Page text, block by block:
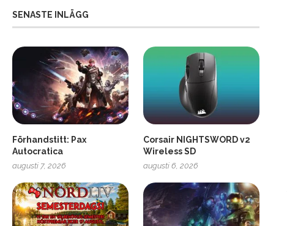
SENASTE INLÄGG
Förhandstitt: Pax
Autocratica
augusti 7, 2026
Corsair NIGHTSWORD v2
Wireless SD
augusti 6, 2026
Soundcore Liberty 5 Pro